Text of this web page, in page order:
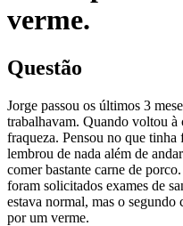
verme.
Questão
Jorge passou os últimos 3
trabalhavam. Quando voltou à
fraqueza. Pensou no que
lembrou de nada além de
comer bastante carne de
foram solicitados exames de
estava normal, mas o
por um verme.